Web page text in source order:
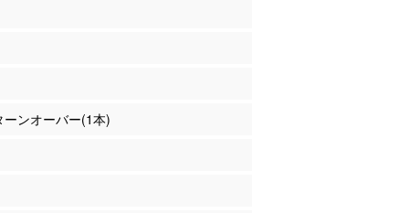
ンオーバー(1本)